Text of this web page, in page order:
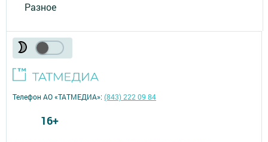
Разное
Телефон АО «ТАТМЕДИА»:(843) 222 09 84
16+